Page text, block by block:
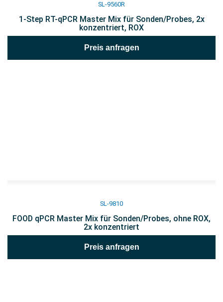
SL-9560R
1-Step RT-qPCR Master Mix für Sonden/Probes, 2x
konzentriert, ROX
Preis anfragen
SL-9810
FOOD qPCR Master Mix für Sonden/Probes, ohne ROX,
2x konzentriert
Preis anfragen